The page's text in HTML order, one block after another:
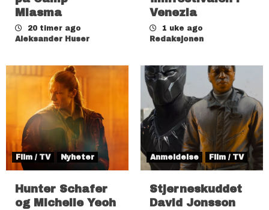
Miasma
20 timer ago
Aleksander Huser
Venezia
1 uke ago
Redaksjonen
Film / TV Nyheter
Hunter Schafer
og Michelle Yeoh
Anmeldelse Film / TV
Stjerneskuddet
David Jonsson